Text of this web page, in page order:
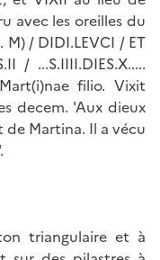
avec les oreilles du
M) / DIDI.LEVCI / ET
/ ...S.IIII.DIES.X.....
filio. Vixit
decem. 'Aux dieux
de Martina. Il a vécu
triangulaire et à